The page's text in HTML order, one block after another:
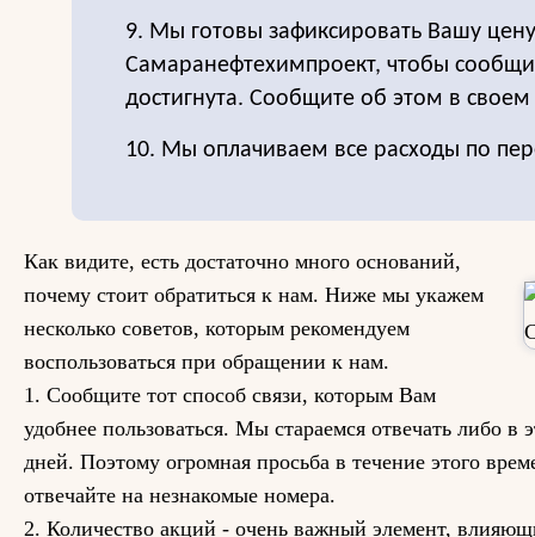
9. Мы готовы зафиксировать Вашу
Самаранефтехимпроект, чтобы
достигнута. Сообщите об этом в своем
10. Мы оплачиваем все расходы по
Как видите, есть достаточно много оснований,
почему стоит обратиться к нам. Ниже мы укажем
несколько советов, которым рекомендуем
воспользоваться при обращении к нам.
1. Сообщите тот способ связи, которым Вам
удобнее пользоваться. Мы стараемся отвечать либо в
дней. Поэтому огромная просьба в течение этого
отвечайте на незнакомые номера.
2. Количество акций - очень важный элемент,